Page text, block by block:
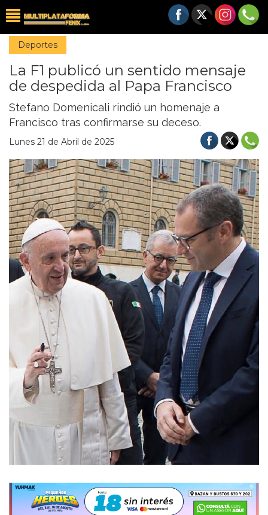
Deportes
La F1 publicó un sentido mensaje
de despedida al Papa Francisco
Stefano Domenicali rindió un homenaje a
Francisco tras confirmarse su deceso.
Lunes 21 de Abril de 2025